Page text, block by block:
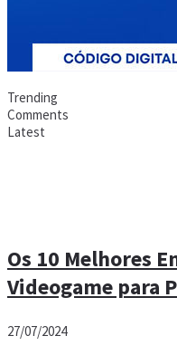
Trending
Comments
Latest
Os 10 Melhores
Videogame para
27/07/2024